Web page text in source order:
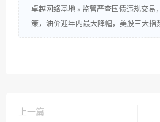
卓越网络基地 » 监管严查国债违规交易
策，油价迎年内最大降幅，美股三大指
上一篇